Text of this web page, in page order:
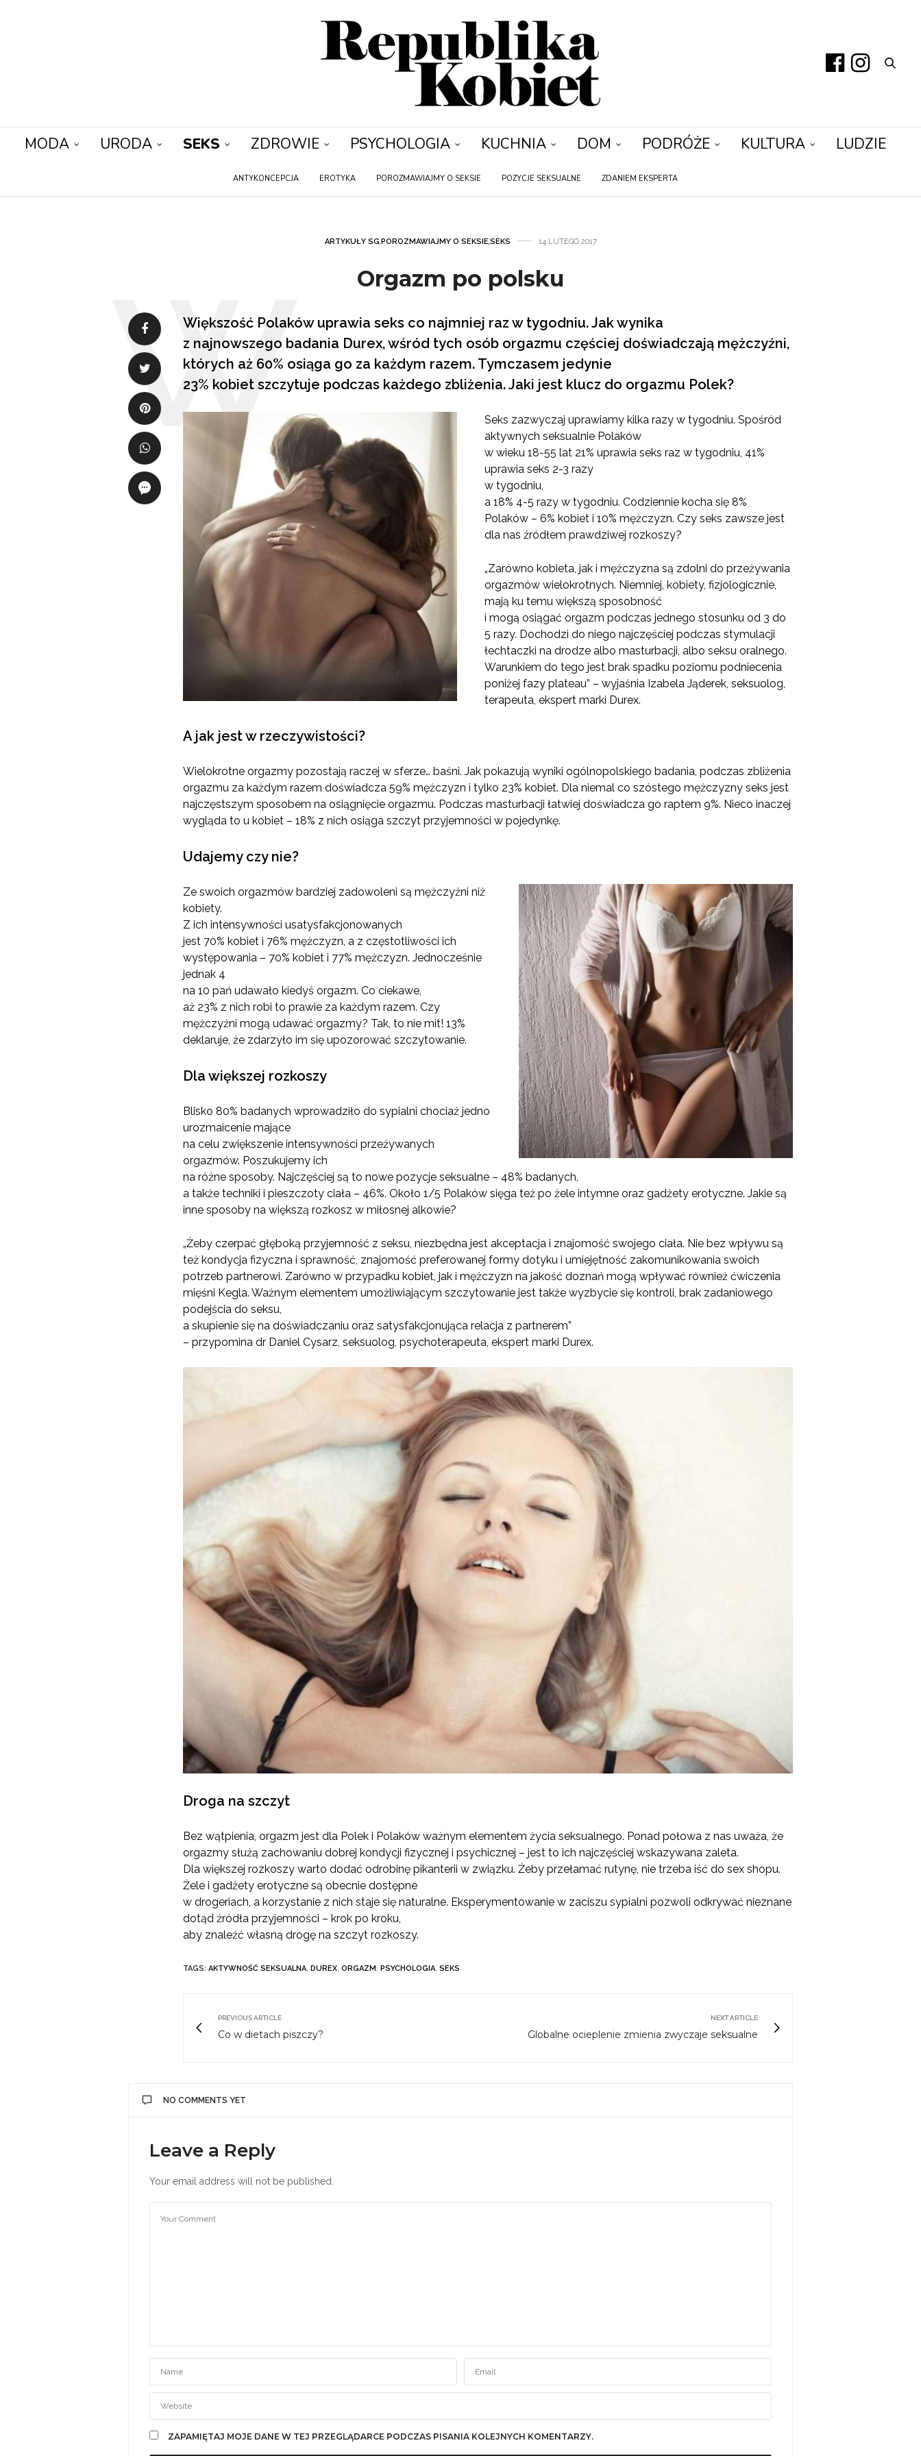
MODA URODA SEKS ZDROWIE PSYCHOLOGIA KUCHNIA DOM PODRÓŻE KULTURA LUDZIE
ANTYKONCEPCJA EROTYKA POROZMAWIAJMY O SEKSIE POZYCJE SEKSUALNE ZDANIEM EKSPERTA
ARTYKUŁY SG,POROZMAWIAJMY O SEKSIE,SEKS 14 LUTEGO 2017
Orgazm po polsku
Większość Polaków uprawia seks co najmniej raz w tygodniu. Jak wynika
z najnowszego badania Durex, wśród tych osób orgazmu częściej doświadczają mężczyźni,
których aż 60% osiąga go za każdym razem. Tymczasem jedynie
23% kobiet szczytuje podczas każdego zbliżenia. Jaki jest klucz do orgazmu Polek?
Seks zazwyczaj uprawiamy kilka razy w tygodniu. Spośród
aktywnych seksualnie Polaków
w wieku 18-55 lat 21% uprawia seks raz w tygodniu, 41%
uprawia seks 2-3 razy
w tygodniu,
a 18% 4-5 razy w tygodniu. Codziennie kocha się 8%
Polaków – 6% kobiet i 10% mężczyzn. Czy seks zawsze jest
dla nas źródłem prawdziwej rozkoszy?
„Zarówno kobieta, jak i mężczyzna są zdolni do przeżywania
orgazmów wielokrotnych. Niemniej, kobiety, fizjologicznie,
mają ku temu większą sposobność
i mogą osiągać orgazm podczas jednego stosunku od 3 do
5 razy. Dochodzi do niego najczęściej podczas stymulacji
łechtaczki na drodze albo masturbacji, albo seksu oralnego.
Warunkiem do tego jest brak spadku poziomu podniecenia
poniżej fazy plateau” – wyjaśnia Izabela Jąderek, seksuolog,
terapeuta, ekspert marki Durex.
A jak jest w rzeczywistości?
Wielokrotne orgazmy pozostają raczej w sferze… baśni. Jak pokazują wyniki ogólnopolskiego badania, podczas zbliżenia
orgazmu za każdym razem doświadcza 59% mężczyzn i tylko 23% kobiet. Dla niemal co szóstego mężczyzny seks jest
najczęstszym sposobem na osiągnięcie orgazmu. Podczas masturbacji łatwiej doświadcza go raptem 9%. Nieco inaczej
wygląda to u kobiet – 18% z nich osiąga szczyt przyjemności w pojedynkę.
Udajemy czy nie?
Ze swoich orgazmów bardziej zadowoleni są mężczyźni niż
kobiety.
Z ich intensywności usatysfakcjonowanych
jest 70% kobiet i 76% mężczyzn, a z częstotliwości ich
występowania – 70% kobiet i 77% mężczyzn. Jednocześnie
jednak 4
na 10 pań udawało kiedyś orgazm. Co ciekawe,
aż 23% z nich robi to prawie za każdym razem. Czy
mężczyźni mogą udawać orgazmy? Tak, to nie mit! 13%
deklaruje, że zdarzyło im się upozorować szczytowanie.
Dla większej rozkoszy
Blisko 80% badanych wprowadziło do sypialni chociaż jedno
urozmaicenie mające
na celu zwiększenie intensywności przeżywanych
orgazmów. Poszukujemy ich
na różne sposoby. Najczęściej są to nowe pozycje seksualne – 48% badanych,
a także techniki i pieszczoty ciała – 46%. Około 1/5 Polaków sięga też po żele intymne oraz gadżety erotyczne. Jakie są
inne sposoby na większą rozkosz w miłosnej alkowie?
„Żeby czerpać głęboką przyjemność z seksu, niezbędna jest akceptacja i znajomość swojego ciała. Nie bez wpływu są
też kondycja fizyczna i sprawność, znajomość preferowanej formy dotyku i umiejętność zakomunikowania swoich
potrzeb partnerowi. Zarówno w przypadku kobiet, jak i mężczyzn na jakość doznań mogą wpływać również ćwiczenia
mięśni Kegla. Ważnym elementem umożliwiającym szczytowanie jest także wyzbycie się kontroli, brak zadaniowego
podejścia do seksu,
a skupienie się na doświadczaniu oraz satysfakcjonująca relacja z partnerem”
– przypomina dr Daniel Cysarz, seksuolog, psychoterapeuta, ekspert marki Durex.
Droga na szczyt
Bez wątpienia, orgazm jest dla Polek i Polaków ważnym elementem życia seksualnego. Ponad połowa z nas uważa, że
orgazmy służą zachowaniu dobrej kondycji fizycznej i psychicznej – jest to ich najczęściej wskazywana zaleta.
Dla większej rozkoszy warto dodać odrobinę pikanterii w związku. Żeby przełamać rutynę, nie trzeba iść do sex shopu.
Żele i gadżety erotyczne są obecnie dostępne
w drogeriach, a korzystanie z nich staje się naturalne. Eksperymentowanie w zaciszu sypialni pozwoli odkrywać nieznane
dotąd źródła przyjemności – krok po kroku,
aby znaleźć własną drogę na szczyt rozkoszy.
TAGS: AKTYWNOŚĆ SEKSUALNA, DUREX, ORGAZM, PSYCHOLOGIA, SEKS
PREVIOUS ARTICLE
Co w dietach piszczy?
NEXT ARTICLE
Globalne ocieplenie zmienia zwyczaje seksualne
NO COMMENTS YET
Leave a Reply
Your email address will not be published.
ZAPAMIĘTAJ MOJE DANE W TEJ PRZEGLĄDARCE PODCZAS PISANIA KOLEJNYCH KOMENTARZY.